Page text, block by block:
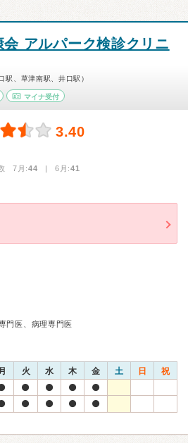
アルパーク検診クリニ
駅、草津南駅、井口駅）
マイナ受付
3.40
7月:44 | 6月:41
門医、病理専門医
火 水 木 金 土 日 祝